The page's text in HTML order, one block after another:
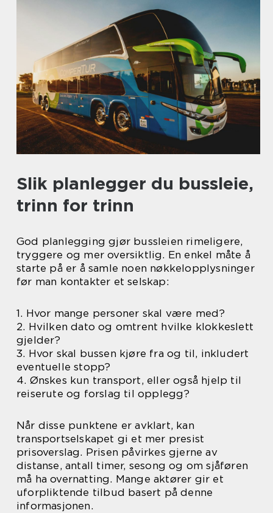
Slik planlegger du bussleie,
trinn for trinn
God planlegging gjør bussleien rimeligere,
tryggere og mer oversiktlig. En enkel måte å
starte på er å samle noen nøkkelopplysninger
før man kontakter et selskap:
1. Hvor mange personer skal være med?
2. Hvilken dato og omtrent hvilke klokkeslett
gjelder?
3. Hvor skal bussen kjøre fra og til, inkludert
eventuelle stopp?
4. Ønskes kun transport, eller også hjelp til
reiserute og forslag til opplegg?
Når disse punktene er avklart, kan
transportselskapet gi et mer presist
prisoverslag. Prisen påvirkes gjerne av
distanse, antall timer, sesong og om sjåføren
må ha overnatting. Mange aktører gir et
uforpliktende tilbud basert på denne
informasjonen.